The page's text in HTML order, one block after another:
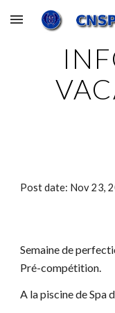
Skip to main content
Post date: Nov 23,
Semaine de
Pré-compétition.
A la piscine de Spa